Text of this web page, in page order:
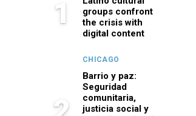
1
groups confront
the crisis with
digital content
CHICAGO
Barrio y paz:
Seguridad
comunitaria,
justicia social y